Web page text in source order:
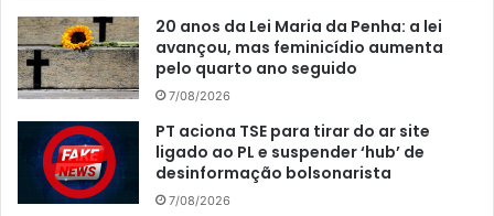
20 anos da Lei Maria da Penha: a lei
avançou, mas feminicídio aumenta
pelo quarto ano seguido
7/08/2026
PT aciona TSE para tirar do ar site
ligado ao PL e suspender ‘hub’ de
desinformação bolsonarista
7/08/2026